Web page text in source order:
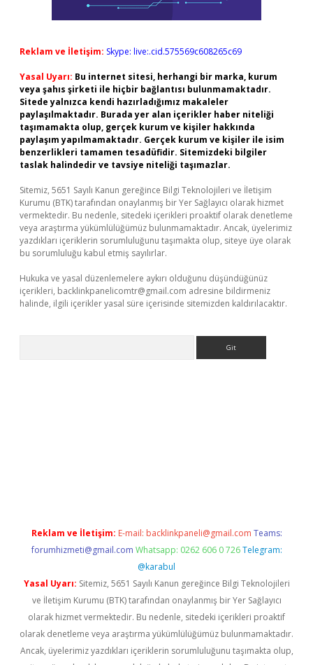
Reklam ve İletişim: Skype: live:.cid.575569c608265c69
Yasal Uyarı: Bu internet sitesi, herhangi bir marka, kurum
veya şahıs şirketi ile hiçbir bağlantısı bulunmamaktadır.
Sitede yalnızca kendi hazırladığımız makaleler
paylaşılmaktadır. Burada yer alan içerikler haber niteliği
taşımamakta olup, gerçek kurum ve kişiler hakkında
paylaşım yapılmamaktadır. Gerçek kurum ve kişiler ile isim
benzerlikleri tamamen tesadüfidir. Sitemizdeki bilgiler
taslak halindedir ve tavsiye niteliği taşımazlar.
Sitemiz, 5651 Sayılı Kanun gereğince Bilgi Teknolojileri ve İletişim
Kurumu (BTK) tarafından onaylanmış bir Yer Sağlayıcı olarak hizmet
vermektedir. Bu nedenle, sitedeki içerikleri proaktif olarak denetleme
veya araştırma yükümlülüğümüz bulunmamaktadır. Ancak, üyelerimiz
yazdıkları içeriklerin sorumluluğunu taşımakta olup, siteye üye olarak
bu sorumluluğu kabul etmiş sayılırlar.
Hukuka ve yasal düzenlemelere aykırı olduğunu düşündüğünüz
içerikleri, backlinkpanelicomtr@gmail.com adresine bildirmeniz
halinde, ilgili içerikler yasal süre içerisinde sitemizden kaldırılacaktır.
Reklam ve İletişim: E-mail: backlinkpaneli@gmail.com Teams:
forumhizmeti@gmail.com Whatsapp: 0262 606 0 726 Telegram:
@karabul
Yasal Uyarı: Sitemiz, 5651 Sayılı Kanun gereğince Bilgi Teknolojileri
ve İletişim Kurumu (BTK) tarafından onaylanmış bir Yer Sağlayıcı
olarak hizmet vermektedir. Bu nedenle, sitedeki içerikleri proaktif
olarak denetleme veya araştırma yükümlülüğümüz bulunmamaktadır.
Ancak, üyelerimiz yazdıkları içeriklerin sorumluluğunu taşımakta olup,